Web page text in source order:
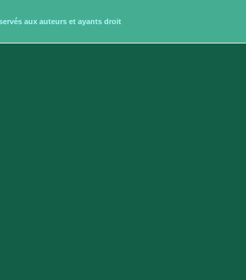
aux auteurs et ayants droit